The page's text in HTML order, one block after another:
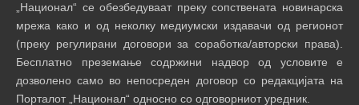
„Национал“ се обезбедуваат преку сопствената новинарска
мрежа како и од неколку медиумски издавачи од регионот
(преку регулирани договори за соработка/авторски права).
Бесплатно преземање содржини надвор од условите е
дозволено само во непосреден договор со редакцијата на
Порталот „Национал“ односно со одговорниот уредник.